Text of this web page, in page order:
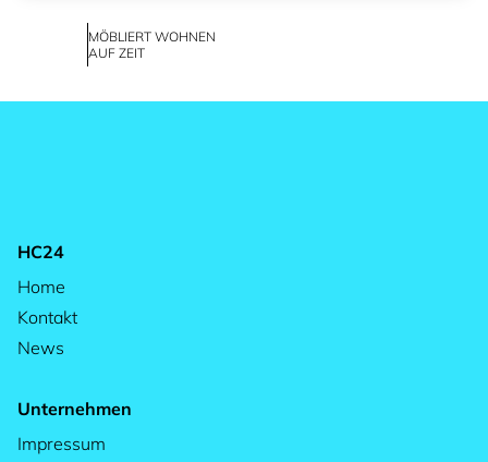
MÖBLIERT WOHNEN
AUF ZEIT
HC24
Home
Kontakt
News
Unternehmen
Impressum